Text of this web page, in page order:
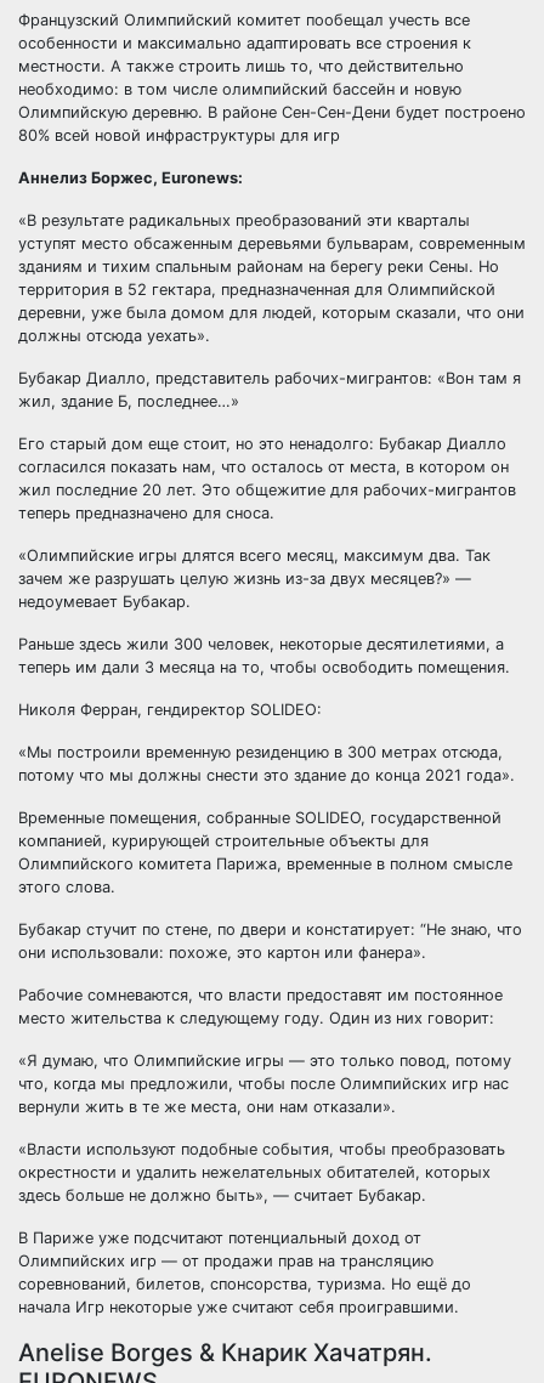
Французский Олимпийский комитет пообещал учесть все
особенности и максимально адаптировать все строения к
местности. А также строить лишь то, что действительно
необходимо: в том числе олимпийский бассейн и новую
Олимпийскую деревню. В районе Сен-Сен-Дени будет построено
80% всей новой инфраструктуры для игр
Аннелиз Боржес, Euronews:
«В результате радикальных преобразований эти кварталы
уступят место обсаженным деревьями бульварам, современным
зданиям и тихим спальным районам на берегу реки Сены. Но
территория в 52 гектара, предназначенная для Олимпийской
деревни, уже была домом для людей, которым сказали, что они
должны отсюда уехать».
Бубакар Диалло, представитель рабочих-мигрантов: «Вон там я
жил, здание Б, последнее…»
Его старый дом еще стоит, но это ненадолго: Бубакар Диалло
согласился показать нам, что осталось от места, в котором он
жил последние 20 лет. Это общежитие для рабочих-мигрантов
теперь предназначено для сноса.
«Олимпийские игры длятся всего месяц, максимум два. Так
зачем же разрушать целую жизнь из-за двух месяцев?» —
недоумевает Бубакар.
Раньше здесь жили 300 человек, некоторые десятилетиями, а
теперь им дали 3 месяца на то, чтобы освободить помещения.
Николя Ферран, гендиректор SOLIDEO:
«Мы построили временную резиденцию в 300 метрах отсюда,
потому что мы должны снести это здание до конца 2021 года».
Временные помещения, собранные SOLIDEO, государственной
компанией, курирующей строительные объекты для
Олимпийского комитета Парижа, временные в полном смысле
этого слова.
Бубакар стучит по стене, по двери и констатирует: “Не знаю, что
они использовали: похоже, это картон или фанера».
Рабочие сомневаются, что власти предоставят им постоянное
место жительства к следующему году. Один из них говорит:
«Я думаю, что Олимпийские игры — это только повод, потому
что, когда мы предложили, чтобы после Олимпийских игр нас
вернули жить в те же места, они нам отказали».
«Власти используют подобные события, чтобы преобразовать
окрестности и удалить нежелательных обитателей, которых
здесь больше не должно быть», — считает Бубакар.
В Париже уже подсчитают потенциальный доход от
Олимпийских игр — от продажи прав на трансляцию
соревнований, билетов, спонсорства, туризма. Но ещё до
начала Игр некоторые уже считают себя проигравшими.
Anelise Borges & Кнарик Хачатрян.